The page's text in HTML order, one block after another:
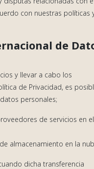
con nuestras políticas
de
y llevar a cabo los
de Privacidad, es
personales;
de servicios en el
almacenamiento en la
dicha transferencia